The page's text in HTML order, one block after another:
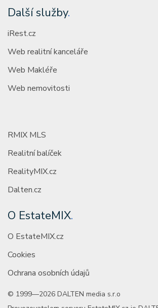
Další služby.
iRest.cz
Web realitní kanceláře
Web Makléře
Web nemovitosti
RMIX MLS
Realitní balíček
RealityMIX.cz
Dalten.cz
O EstateMIX.
O EstateMIX.cz
Cookies
Ochrana osobních údajů
© 1999—2026 DALTEN media s.r.o